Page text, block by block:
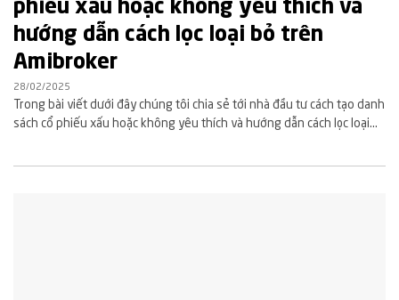
phiếu xấu hoặc không yêu thích và
hướng dẫn cách lọc loại bỏ trên
Amibroker
28/02/2025
Trong bài viết dưới đây chúng tôi chia sẻ tới nhà đầu tư cách tạo danh
sách cổ phiếu xấu hoặc không yêu thích và hướng dẫn cách lọc loại...